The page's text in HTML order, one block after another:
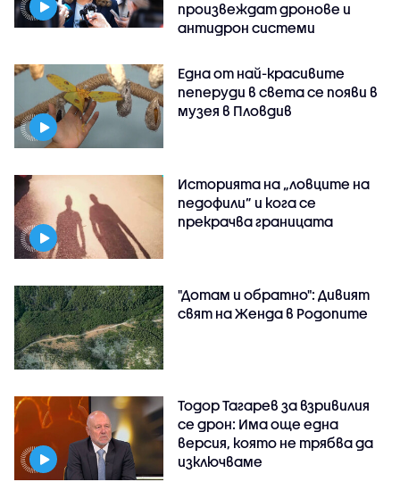
произвеждат дронове и
антидрон системи
Една от най-красивите
пеперуди в света се появи в
музея в Пловдив
Историята на „ловците на
педофили” и кога се
прекрачва границата
"Дотам и обратно": Дивият
свят на Женда в Родопите
Тодор Тагарев за взривилия
се дрон: Има още една
версия, която не трябва да
изключваме